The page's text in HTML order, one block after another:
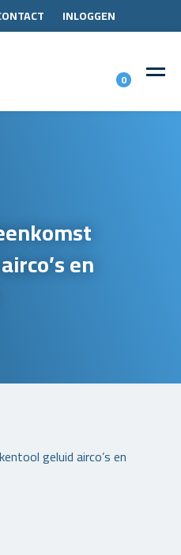
INLOGGEN
0
en
geluid airco’s en